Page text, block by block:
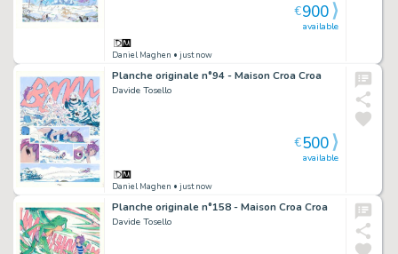
Daniel Maghen • just now
available
€900
Planche originale n°94 - Maison Croa Croa
Davide Tosello
Daniel Maghen • just now
available
€500
Planche originale n°158 - Maison Croa Croa
Davide Tosello